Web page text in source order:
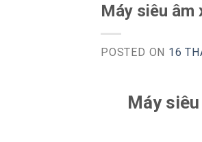
Máy siêu âm
POSTED ON 16
Máy